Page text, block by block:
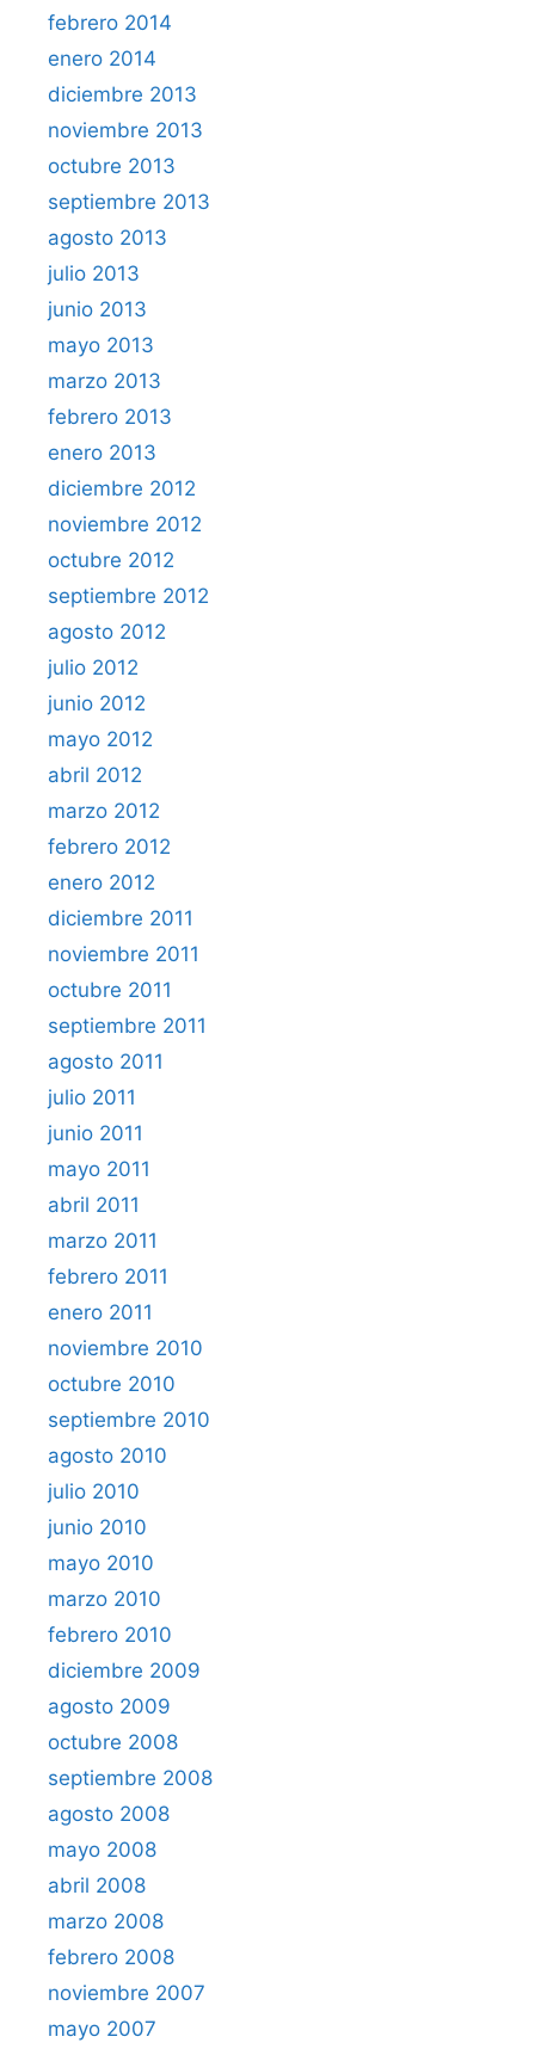
febrero 2014
enero 2014
diciembre 2013
noviembre 2013
octubre 2013
septiembre 2013
agosto 2013
julio 2013
junio 2013
mayo 2013
marzo 2013
febrero 2013
enero 2013
diciembre 2012
noviembre 2012
octubre 2012
septiembre 2012
agosto 2012
julio 2012
junio 2012
mayo 2012
abril 2012
marzo 2012
febrero 2012
enero 2012
diciembre 2011
noviembre 2011
octubre 2011
septiembre 2011
agosto 2011
julio 2011
junio 2011
mayo 2011
abril 2011
marzo 2011
febrero 2011
enero 2011
noviembre 2010
octubre 2010
septiembre 2010
agosto 2010
julio 2010
junio 2010
mayo 2010
marzo 2010
febrero 2010
diciembre 2009
agosto 2009
octubre 2008
septiembre 2008
agosto 2008
mayo 2008
abril 2008
marzo 2008
febrero 2008
noviembre 2007
mayo 2007